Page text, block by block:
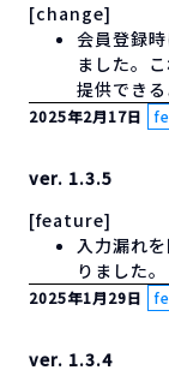
[change]
会員登録
ました。
提供できる
2025年2月17日
ver. 1.3.5
[feature]
入力漏れ
りました。
2025年1月29日
ver. 1.3.4